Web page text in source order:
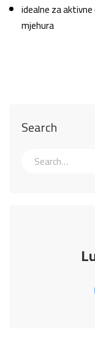
Search
idealne za
mjehura